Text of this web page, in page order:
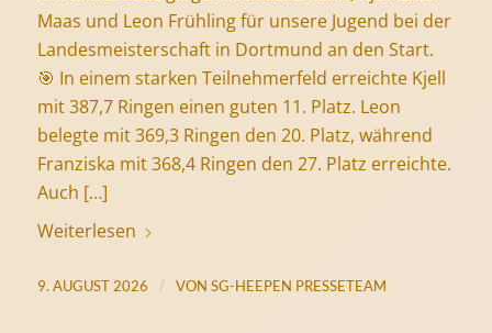
Maas und Leon Frühling für unsere Jugend bei der
Landesmeisterschaft in Dortmund an den Start.
🎯 In einem starken Teilnehmerfeld erreichte Kjell
mit 387,7 Ringen einen guten 11. Platz. Leon
belegte mit 369,3 Ringen den 20. Platz, während
Franziska mit 368,4 Ringen den 27. Platz erreichte.
Auch […]
Weiterlesen
9. AUGUST 2026 / VON SG-HEEPEN PRESSETEAM